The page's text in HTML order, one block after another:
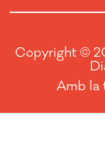
Copyright ©
Amb la